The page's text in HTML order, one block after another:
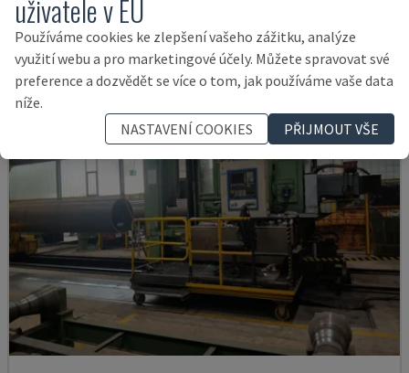
uživatele v EU
Používáme cookies ke zlepšení vašeho zážitku, analýze
využití webu a pro marketingové účely. Můžete spravovat své
preference a dozvědět se více o tom, jak používáme vaše data
níže.
NASTAVENÍ COOKIES
PŘIJMOUT VŠE